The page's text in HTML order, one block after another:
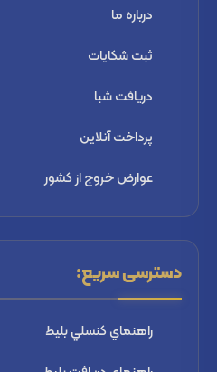
درباره ما
ثبت شكايات
دریافت شبا
پرداخت آنلاین
عوارض خروج از کشور
دسترسی سریع:
راهنماي كنسلي بليط